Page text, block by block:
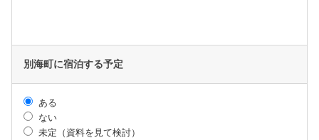
別海町に宿泊する予定
ある
ない
未定（資料を見て検討）